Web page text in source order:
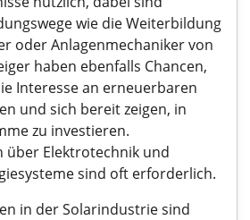
wie die Weiterbildung
oder Anlagenmechaniker von
haben ebenfalls Chancen,
Interesse an erneuerbaren
und sich bereit zeigen, in
zu investieren.
über Elektrotechnik und
sind oft erforderlich.
in der Solarindustrie sind